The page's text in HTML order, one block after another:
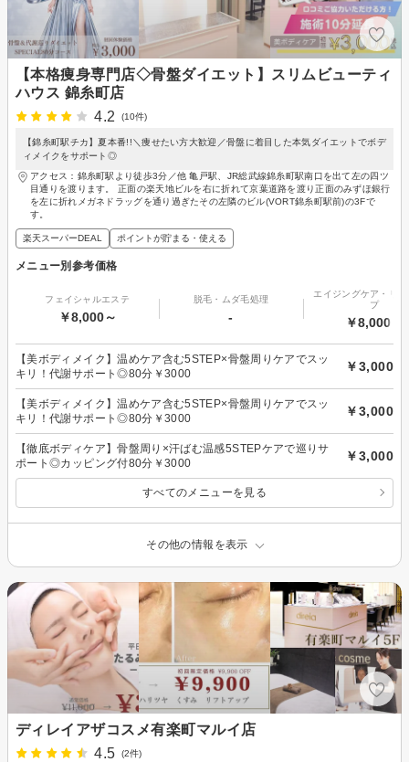
【本格痩身専門店◇骨盤ダイエット】スリムビューティ
ハウス 錦糸町店
4.2
(10件)
【錦糸町駅チカ】夏本番!!＼痩せたい方大歓迎／骨盤に着目した本気ダイエットでボデ
ィメイクをサポート◎
アクセス：錦糸町駅より徒歩3分／他 亀戸駅、JR総武線錦糸町駅南口を出て左の四ツ
目通りを渡ります。 正面の楽天地ビルを右に折れて京葉道路を渡り正面のみずほ銀行
を左に折れメガネドラッグを通り過ぎたその左隣のビル(VORT錦糸町駅前)の3Fで
す。
楽天スーパーDEAL ポイントが貯まる・使える
メニュー別参考価格
フェイシャルエステ
￥8,000～
脱毛・ムダ毛処理
-
エイジングケア・リ
プ
￥8,000～
【美ボディメイク】温めケア含む5STEP×骨盤周りケアでスッ
キリ！代謝サポート◎80分￥3000
￥3,000
【美ボディメイク】温めケア含む5STEP×骨盤周りケアでスッ
キリ！代謝サポート◎80分￥3000
￥3,000
【徹底ボディケア】骨盤周り×汗ばむ温感5STEPケアで巡りサ
ポート◎カッピング付80分￥3000
￥3,000
すべてのメニューを見る
その他の情報を表示
ディレイアザコスメ有楽町マルイ店
4.5
(2件)